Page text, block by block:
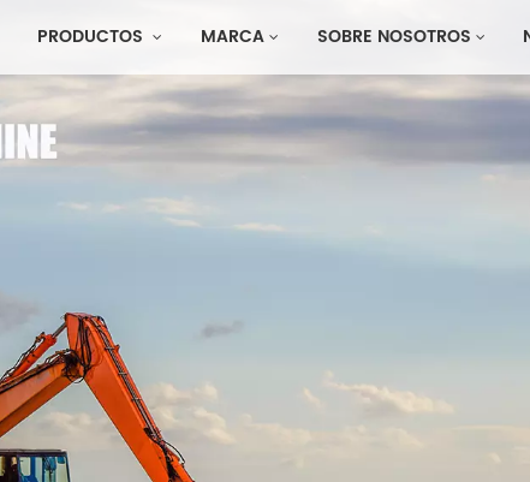
PRODUCTOS MARCA SOBRE NOSOTROS